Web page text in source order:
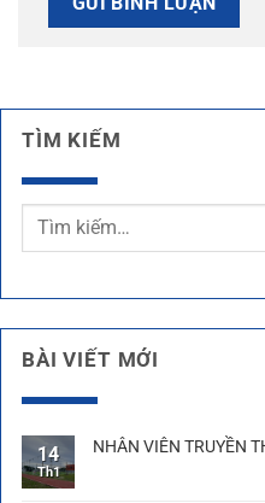
TÌM KIẾM
BÀI VIẾT MỚI
14
Th1
NHÂN VIÊN TRUYỀN